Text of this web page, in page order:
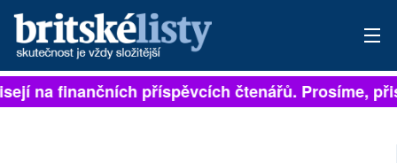
PŘIHLÁSIT
na finančních příspěvcích čtenářů. Prosíme,